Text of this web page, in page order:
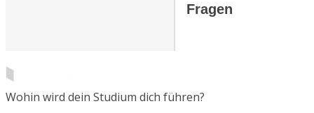
Fragen
Wohin wird dein Studium dich führen?